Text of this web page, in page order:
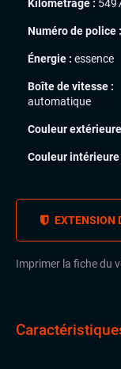
Kilométrage :
Numéro de police :
Énergie : essence
Boîte de vitesse :
automatique
Couleur
Couleur intérieure
EXTENSION
Imprimer la fiche du